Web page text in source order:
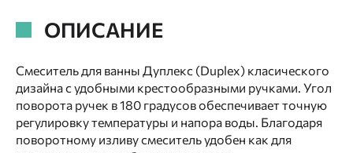
ОПИСАНИЕ
Смеситель для ванны Дуплекс (Duplex) класического
дизайна с удобными крестообразными ручками. Угол
поворота ручек в 180 градусов обеспечивает точную
регулировку температуры и напора воды. Благодаря
поворотному изливу смеситель удобен как для